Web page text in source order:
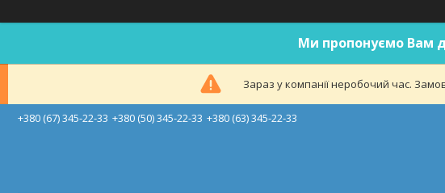
Ми пропонуємо Вам
Зараз у компанії неробочий час.
+380 (67) 345-22-33 +380 (50) 345-22-33 +380 (63) 345-22-33